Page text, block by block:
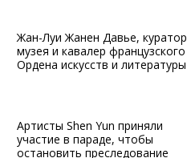
Жан-Луи Жанен Давье, куратор
музея и кавалер французского
Ордена искусств и литературы
Артисты Shen Yun приняли
участие в параде, чтобы
остановить преследование